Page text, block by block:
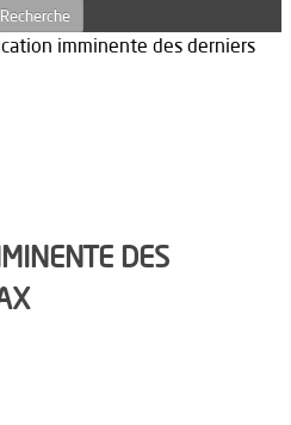
imminente des derniers
DES